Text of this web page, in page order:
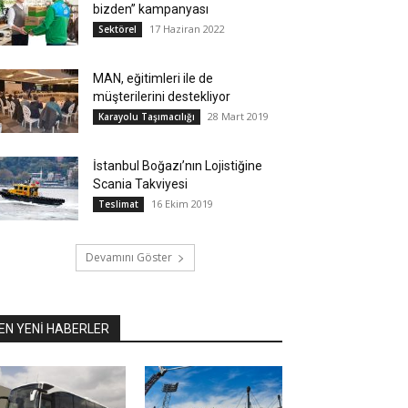
bizden” kampanyası
Sektörel 17 Haziran 2022
MAN, eğitimleri ile de
müşterilerini destekliyor
Karayolu Taşımacılığı 28 Mart 2019
İstanbul Boğazı’nın Lojistiğine
Scania Takviyesi
Teslimat 16 Ekim 2019
Devamını Göster
YENİ HABERLER